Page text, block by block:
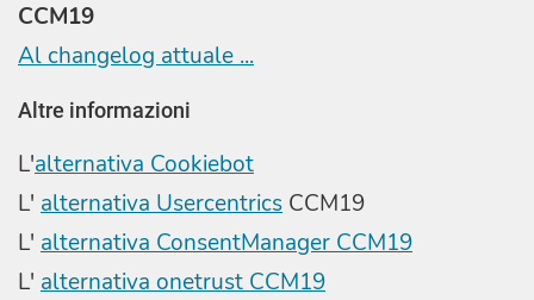
CCM19
Al changelog attuale ...
Altre informazioni
L'alternativa Cookiebot
L' alternativa Usercentrics CCM19
L' alternativa ConsentManager CCM19
L' alternativa onetrust CCM19